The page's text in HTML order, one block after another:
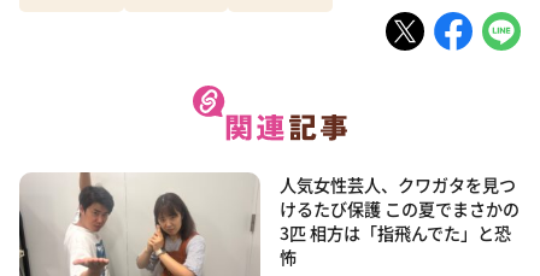
人気女性芸人、クワガタを見つ
けるたび保護 この夏でまさかの
3匹 相方は「指飛んでた」と恐
怖